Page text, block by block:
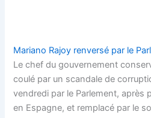
Mariano Rajoy renversé par le
Le chef du gouvernement
coulé par un scandale de
vendredi par le Parlement, après
en Espagne, et remplacé par le